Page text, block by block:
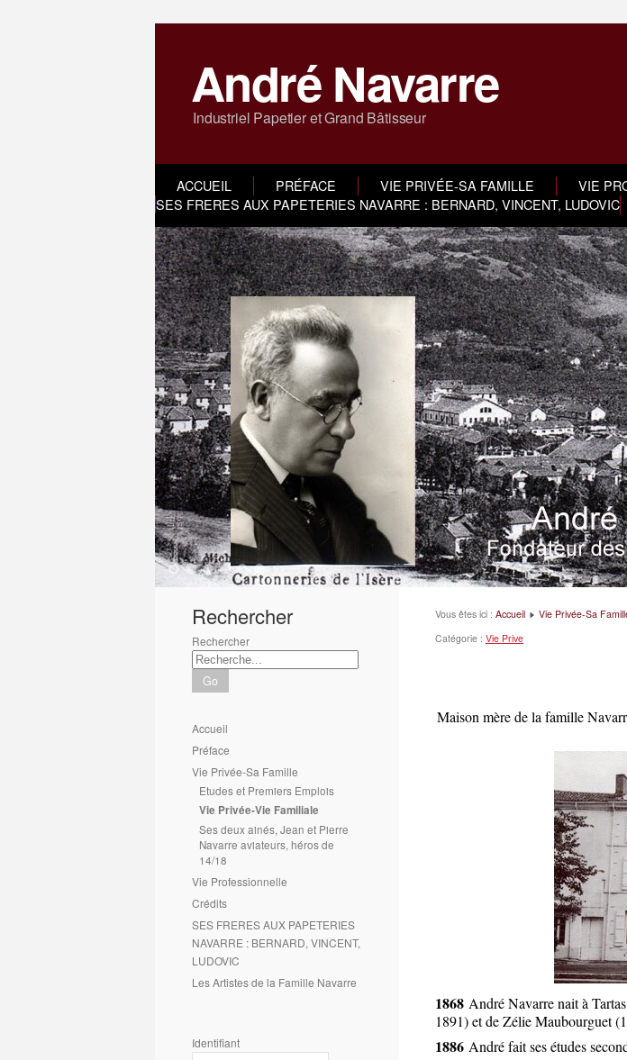
André Navarre
Industriel Papetier et Grand Bâtisseur
ACCUEIL PRÉFACE VIE PRIVÉE-SA FAMILLE VIE
SES FRERES AUX PAPETERIES NAVARRE : BERNARD, VINCENT, LUDOVIC
3 4 5 6
Rechercher
Rechercher
Go
Accueil
Préface
Vie Privée-Sa Famille
Etudes et Premiers Emplois
Vie Privée-Vie Familiale
Ses deux ainés, Jean et Pierre
Navarre aviateurs, héros de
14/18
Vie Professionnelle
Crédits
SES FRERES AUX PAPETERIES
NAVARRE : BERNARD, VINCENT,
LUDOVIC
Les Artistes de la Famille Navarre
Identifiant
Vous êtes ici : Accueil Vie Privée-Sa
Catégorie : Vie Prive
Maison mère de la famille
1868 André Navarre nait à
1891) et de Zélie Maubourguet
1886 André fait ses études